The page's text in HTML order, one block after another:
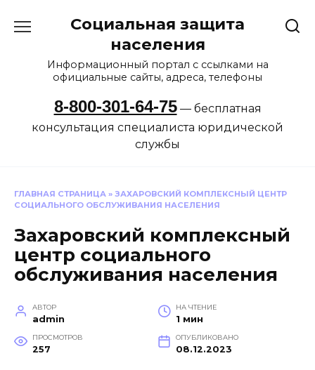
Социальная защита
населения
Информационный портал с ссылками на
официальные сайты, адреса, телефоны
8-800-301-64-75— бесплатная
консультация специалиста юридической
службы
ГЛАВНАЯ СТРАНИЦА » ЗАХАРОВСКИЙ КОМПЛЕКСНЫЙ ЦЕНТР
СОЦИАЛЬНОГО ОБСЛУЖИВАНИЯ НАСЕЛЕНИЯ
Захаровский комплексный
центр социального
обслуживания населения
АВТОР
admin
НА ЧТЕНИЕ
1 мин
ПРОСМОТРОВ
257
ОПУБЛИКОВАНО
08.12.2023